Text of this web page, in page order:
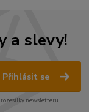
a slevy!
Přihlásit se
newsletteru.